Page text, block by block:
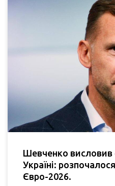
Шевченко висловив
Україні:
Євро-2026.